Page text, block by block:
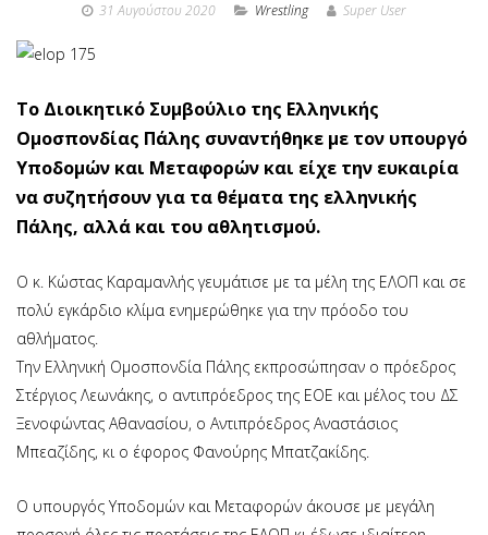
31 Αυγούστου 2020 Wrestling Super User
Το Διοικητικό Συμβούλιο της Ελληνικής
Ομοσπονδίας Πάλης συναντήθηκε με τον υπουργό
Υποδομών και Μεταφορών και είχε την ευκαιρία
να συζητήσουν για τα θέματα της ελληνικής
Πάλης, αλλά και του αθλητισμού.
Ο κ. Κώστας Καραμανλής γευμάτισε με τα μέλη της ΕΛΟΠ και σε
πολύ εγκάρδιο κλίμα ενημερώθηκε για την πρόοδο του
αθλήματος.
Την Ελληνική Ομοσπονδία Πάλης εκπροσώπησαν ο πρόεδρος
Στέργιος Λεωνάκης, ο αντιπρόεδρος της ΕΟΕ και μέλος του ΔΣ
Ξενοφώντας Αθανασίου, o Αντιπρόεδρος Αναστάσιος
Μπεαζίδης, κι ο έφορος Φανούρης Μπατζακίδης.
Ο υπουργός Υποδομών και Μεταφορών άκουσε με μεγάλη